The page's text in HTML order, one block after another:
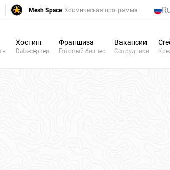
Mesh Space Космическая программа
Хостинг
Data-сервер
Франшиза
Готовый бизнес
Вакансии
Сотрудники